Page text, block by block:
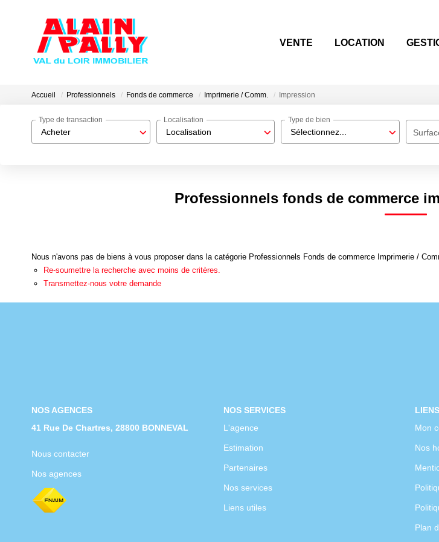
VENTE LOCATION
Accueil Professionnels Fonds de commerce Imprimerie / Comm. Impression
Acheter
Type de transaction
Localisation
Localisation
Sélectionnez...
Type de bien
Professionnels fonds de commerce
Nous n'avons pas de biens à vous proposer dans la catégorie Professionnels Fonds de commerce Imprimerie /
Re-soumettre la recherche avec moins de critères.
Transmettez-nous votre demande
NOS AGENCES
41 Rue De Chartres, 28800 BONNEVAL
Nous contacter
Nos agences
NOS SERVICES
L'agence
Estimation
Partenaires
Nos services
Liens utiles
Mon
Nos
Plan